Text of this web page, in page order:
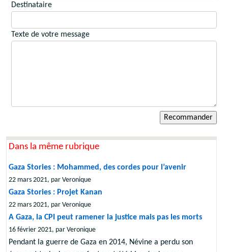
Destinataire
Texte de votre message
Dans la même rubrique
Gaza Stories : Mohammed, des cordes pour l’avenir
22 mars 2021, par Veronique
Gaza Stories : Projet Kanan
22 mars 2021, par Veronique
A Gaza, la CPI peut ramener la justice mais pas les morts
16 février 2021, par Veronique
Pendant la guerre de Gaza en 2014, Névine a perdu son